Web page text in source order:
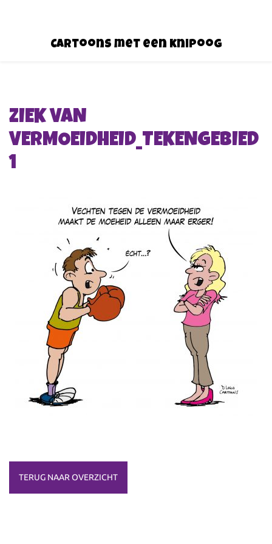
Cartoons met een knipoog
ZIEK VAN
VERMOEIDHEID_TEKENGEBIED
1
TERUG NAAR OVERZICHT